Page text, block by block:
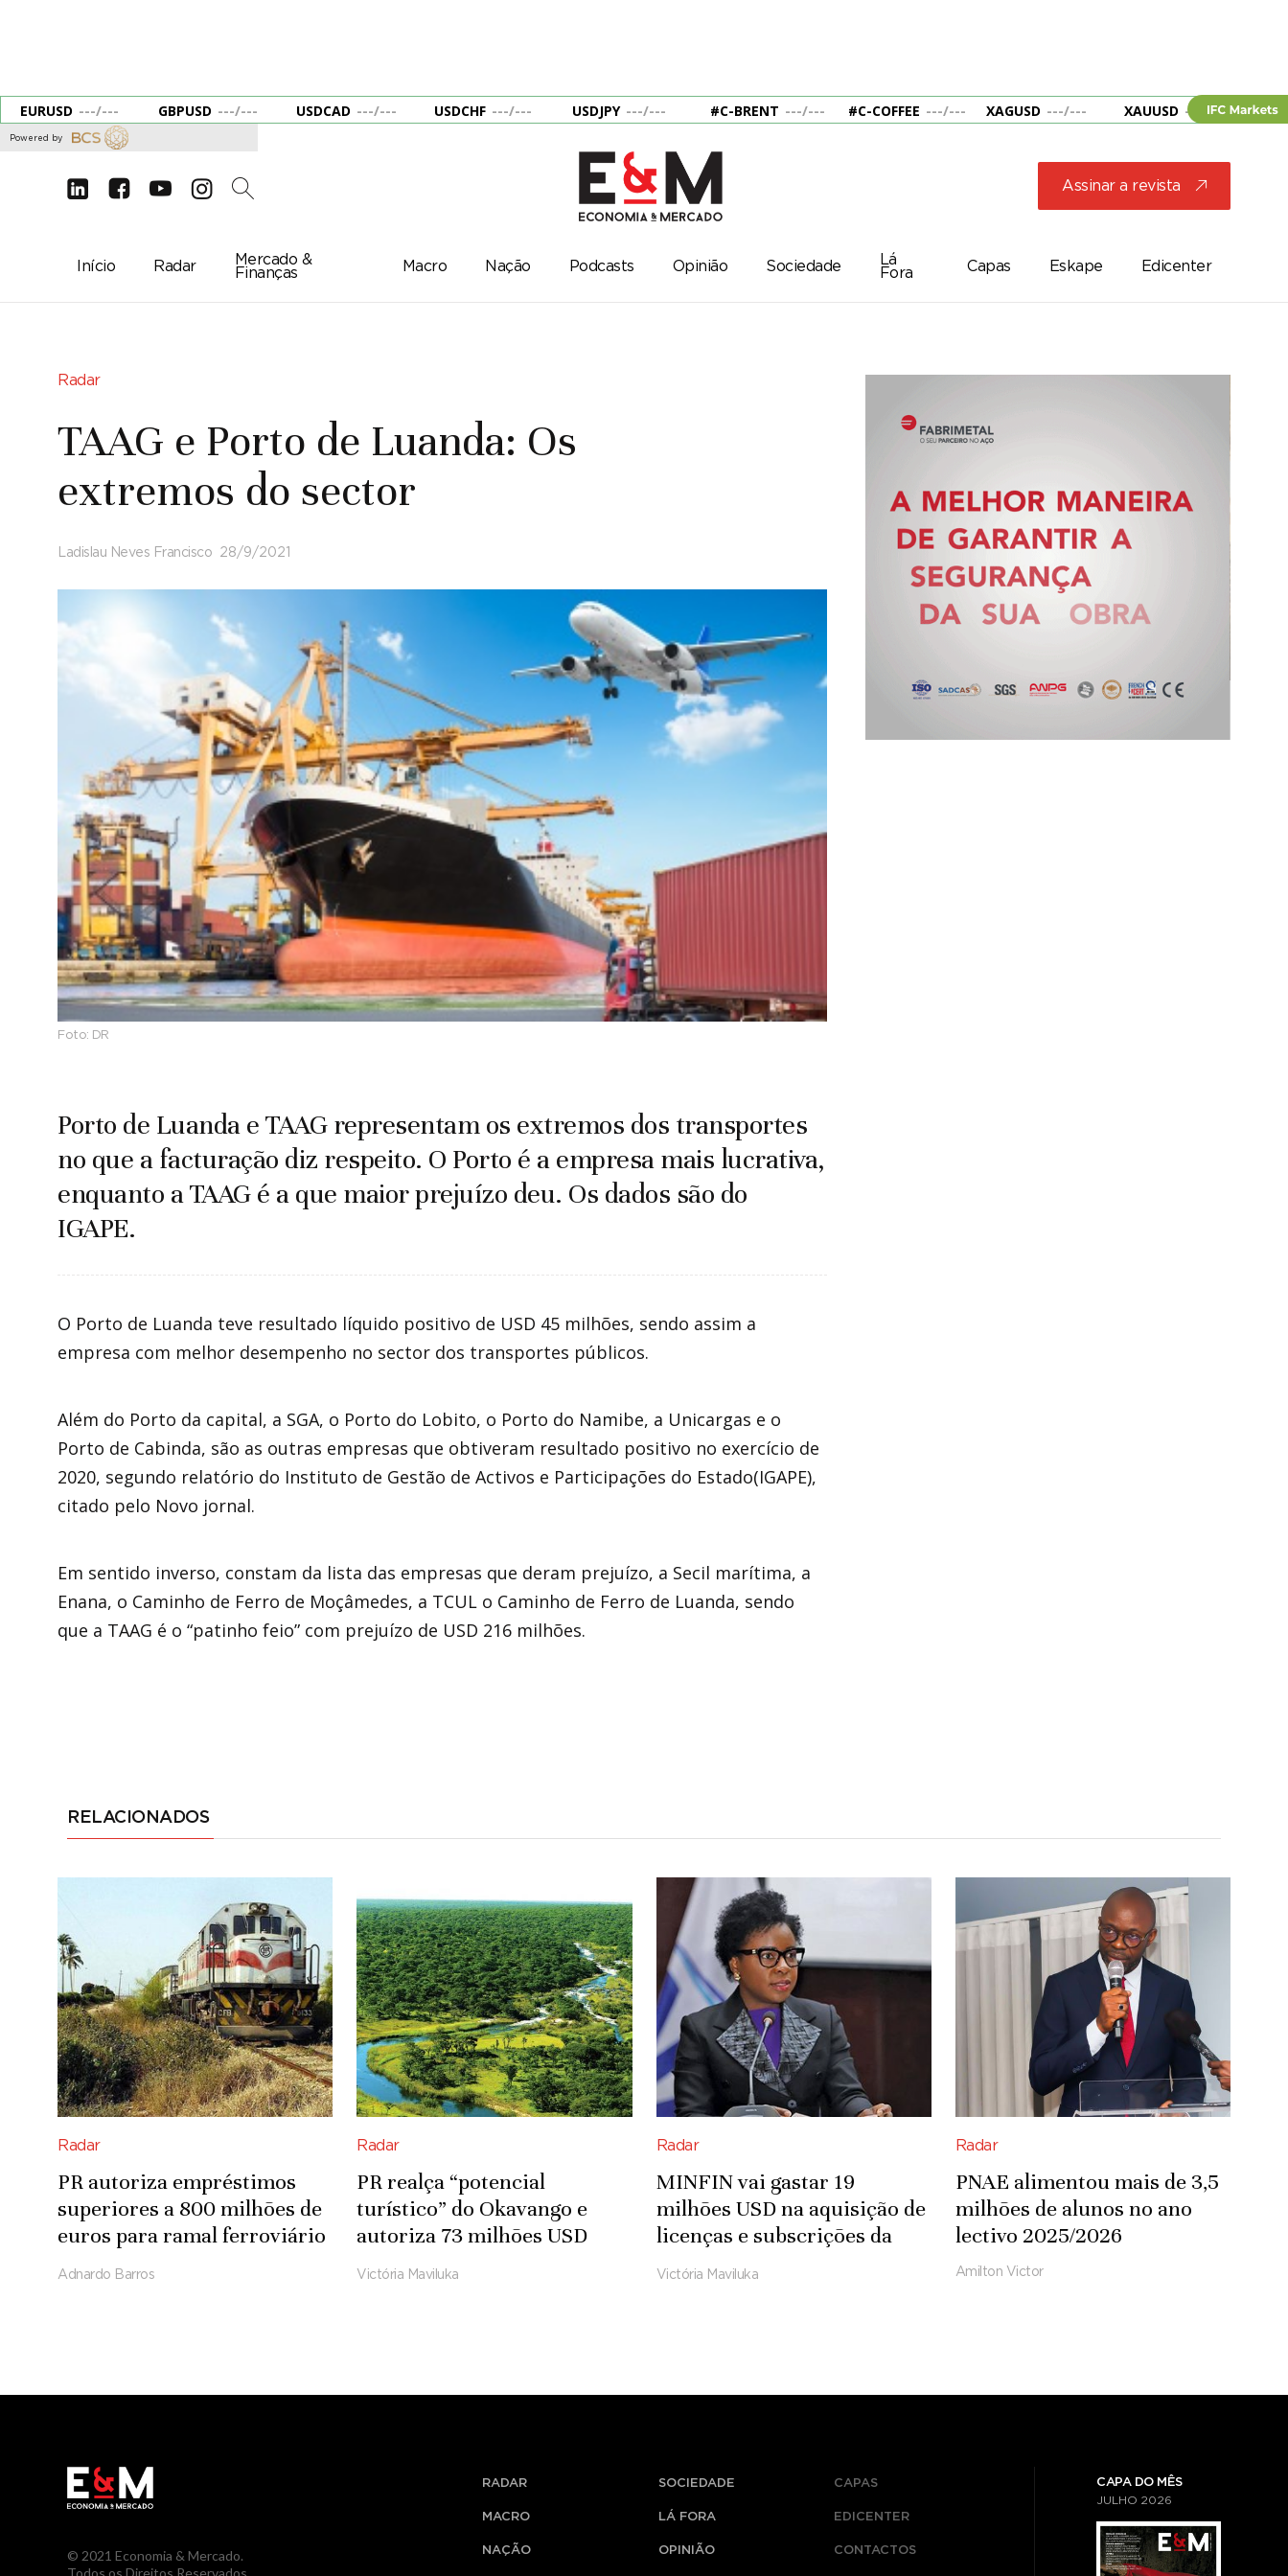
EURUSD ---/--- GBPUSD ---/--- USDCAD ---/--- USDCHF ---/--- USDJPY ---/--- #C-BRENT ---/--- #C-COFFEE ---/--- XAGUSD ---/--- XAUUSD --- ---
Powered by
d e g c 2 Assinar a revista j
Início Radar
Mercado &
Finanças
Macro Nação Podcasts Opinião Sociedade
Lá
Fora
Capas Eskape Edicenter
Radar
TAAG e Porto de Luanda: Os
extremos do sector
Ladislau Neves Francisco 28/9/2021
Foto: DR
Porto de Luanda e TAAG representam os extremos dos transportes
no que a facturação diz respeito. O Porto é a empresa mais lucrativa,
enquanto a TAAG é a que maior prejuízo deu. Os dados são do
IGAPE.
O Porto de Luanda teve resultado líquido positivo de USD 45 milhões, sendo assim a
empresa com melhor desempenho no sector dos transportes públicos.
Além do Porto da capital, a SGA, o Porto do Lobito, o Porto do Namibe, a Unicargas e o
Porto de Cabinda, são as outras empresas que obtiveram resultado positivo no exercício de
2020, segundo relatório do Instituto de Gestão de Activos e Participações do Estado(IGAPE),
citado pelo Novo jornal.
Em sentido inverso, constam da lista das empresas que deram prejuízo, a Secil marítima, a
Enana, o Caminho de Ferro de Moçâmedes, a TCUL o Caminho de Ferro de Luanda, sendo
que a TAAG é o “patinho feio” com prejuízo de USD 216 milhões.
RELACIONADOS
Radar
PR autoriza empréstimos
superiores a 800 milhões de
euros para ramal ferroviário
Luena-Saurimo
Adnardo Barros
Radar
PR realça “potencial
turístico” do Okavango e
autoriza 73 milhões USD
para infra-estruturas
Victória Maviluka
Radar
MINFIN vai gastar 19
milhões USD na aquisição de
licenças e subscrições da
Microsoft
Victória Maviluka
Radar
PNAE alimentou mais de 3,5
milhões de alunos no ano
lectivo 2025/2026
Amilton Victor
© 2021 Economia & Mercado.
Todos os Direitos Reservados.
RADAR
MACRO
NAÇÃO
SOCIEDADE
LÁ FORA
OPINIÃO
CAPAS
EDICENTER
CONTACTOS
CAPA DO MÊS
JULHO 2026